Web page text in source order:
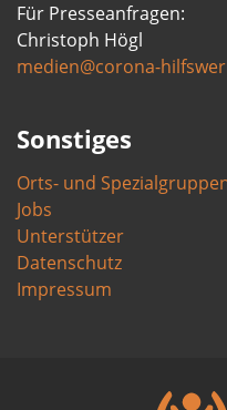
Für Presseanfragen:
Christoph Högl
medien@corona-
Sonstiges
Orts- und
Jobs
Unterstützer
Datenschutz
Impressum